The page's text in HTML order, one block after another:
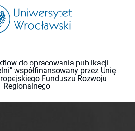
do opracowania publikacji
współfinansowany przez Unię
Funduszu Rozwoju
Regionalnego